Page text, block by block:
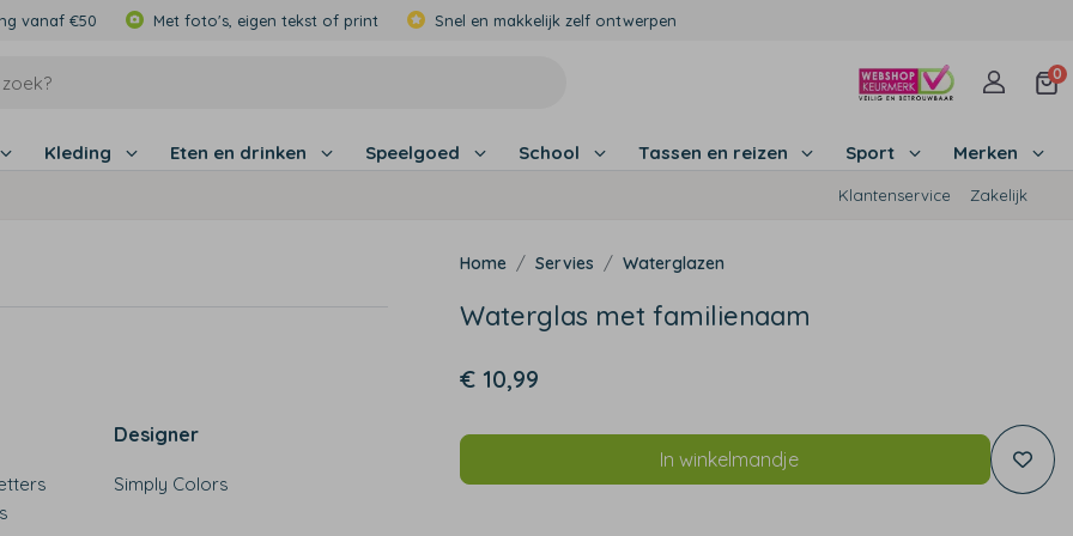
vanaf €50 Met foto's, eigen tekst of print Snel en makkelijk zelf ontwerpen
0
Kleding Eten en drinken Speelgoed School Tassen en reizen Sport Merken
Klantenservice Zakelijk
Designer
Simply Colors
Servies Waterglazen
Waterglas met familienaam
€ 10,99
In winkelmandje